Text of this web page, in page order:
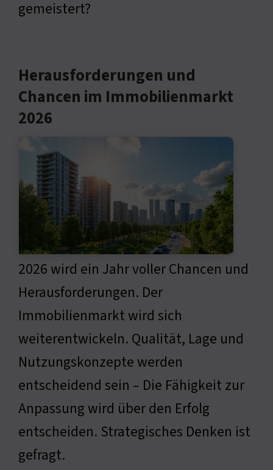
gemeistert?
Herausforderungen und
Chancen im Immobilienmarkt
2026
2026 wird ein Jahr voller Chancen und
Herausforderungen. Der
Immobilienmarkt wird sich
weiterentwickeln. Qualität, Lage und
Nutzungskonzepte werden
entscheidend sein – Die Fähigkeit zur
Anpassung wird über den Erfolg
entscheiden. Strategisches Denken ist
gefragt.